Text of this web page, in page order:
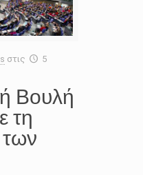
στις
5
Βουλή
τη
των